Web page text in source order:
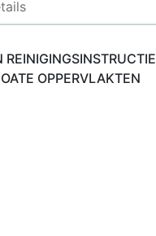
OPPERVLAKTEN